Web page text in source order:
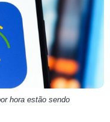
hora estão sendo